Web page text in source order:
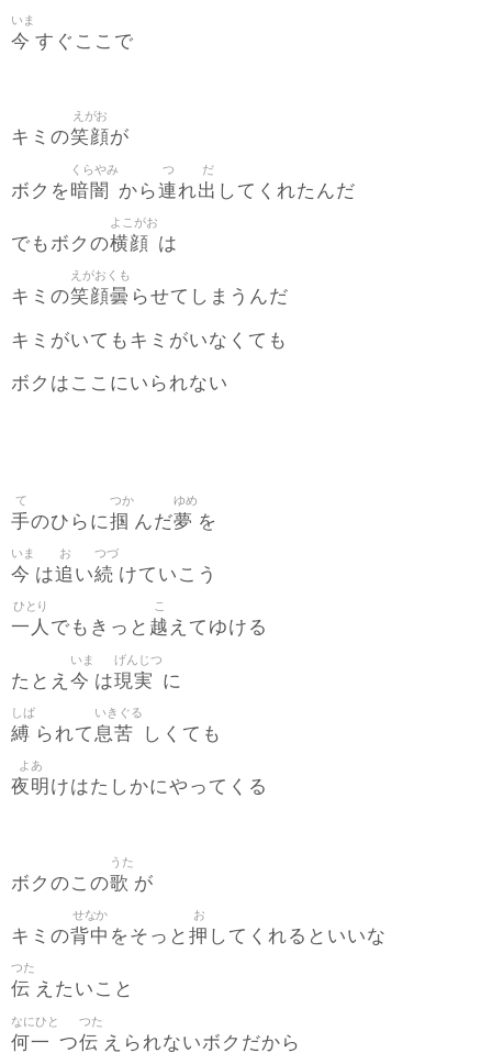
今
いま
すぐここで
キミの笑顔
えがお
が
ボクを暗闇
くらやみ
から連
つ
れ出
だ
してくれたんだ
でもボクの横顔
よこがお
は
キミの笑顔曇
えがおくも
らせてしまうんだ
キミがいてもキミがいなくても
ボクはここにいられない
手
て
のひらに掴
つか
んだ夢
ゆめ
を
今
いま
は追
お
い続
つづ
けていこう
一人
ひとり
でもきっと 越
こ
えてゆける
たとえ 今
いま
は現実
げんじつ
に
縛
しば
られて息苦
いきぐる
しくても
夜明
よあ
けはたしかにやってくる
ボクのこの歌
うた
が
キミの背中
せなか
をそっと 押
お
してくれるといいな
伝
つた
えたいこと
何一
なにひと
つ伝
つた
えられないボクだから